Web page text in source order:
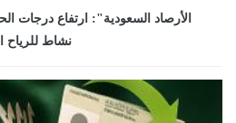
نشاط للرياح